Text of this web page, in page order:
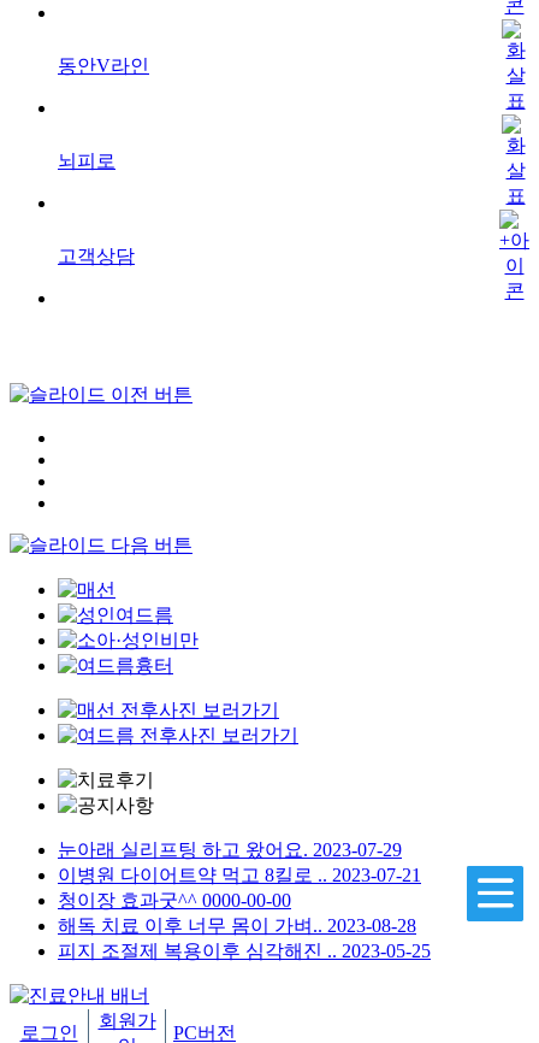
동안V라인
뇌피로
고객상담
눈아래 실리프팅 하고 왔어요. 2023-07-29
이병원 다이어트약 먹고 8킬로 .. 2023-07-21
청이장 효과굿^^ 0000-00-00
해독 치료 이후 너무 몸이 가벼.. 2023-08-28
피지 조절제 복용이후 심각해진 .. 2023-05-25
로그인
회원가
PC버전